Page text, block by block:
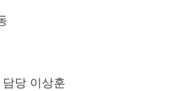
당 이상훈